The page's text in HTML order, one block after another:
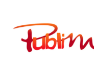
contenu
Publimath